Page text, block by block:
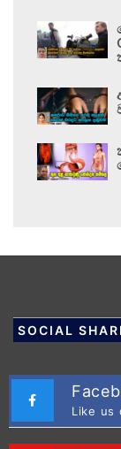
SOCIAL
Like us